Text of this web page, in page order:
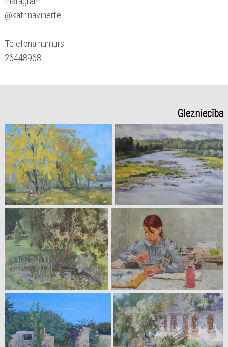
Glezniecība
@katrinavinerte
Telefona numurs:
26448968